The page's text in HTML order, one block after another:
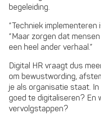
begeleiding.
“Techniek implementeren
“Maar zorgen dat
een heel ander verhaal.”
Digital HR vraagt dus
om bewustwording,
je als organisatie staat.
goed te digitaliseren? En
vervolgstappen?